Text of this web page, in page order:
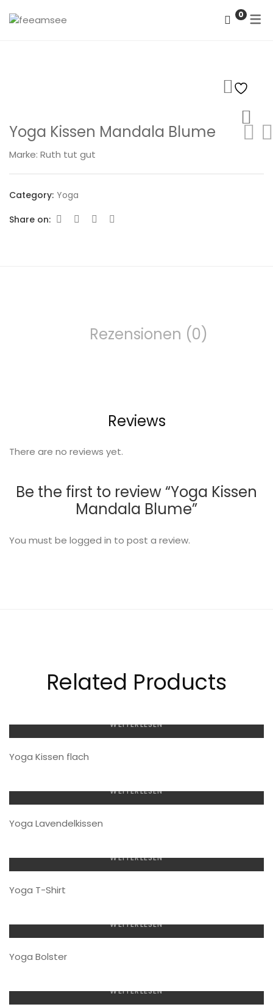
0
Yoga Kissen Mandala Blume
Marke: Ruth tut gut
Category: Yoga
Share on:
Rezensionen (0)
Reviews
There are no reviews yet.
Be the first to review “Yoga Kissen
Mandala Blume”
You must be logged in to post a review.
Related Products
WEITERLESEN
Yoga Kissen flach
WEITERLESEN
Yoga Lavendelkissen
WEITERLESEN
Yoga T-Shirt
WEITERLESEN
Yoga Bolster
WEITERLESEN